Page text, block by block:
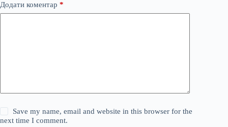
Додати коментар *
Save my name, email and website in this browser for the
next time I comment.